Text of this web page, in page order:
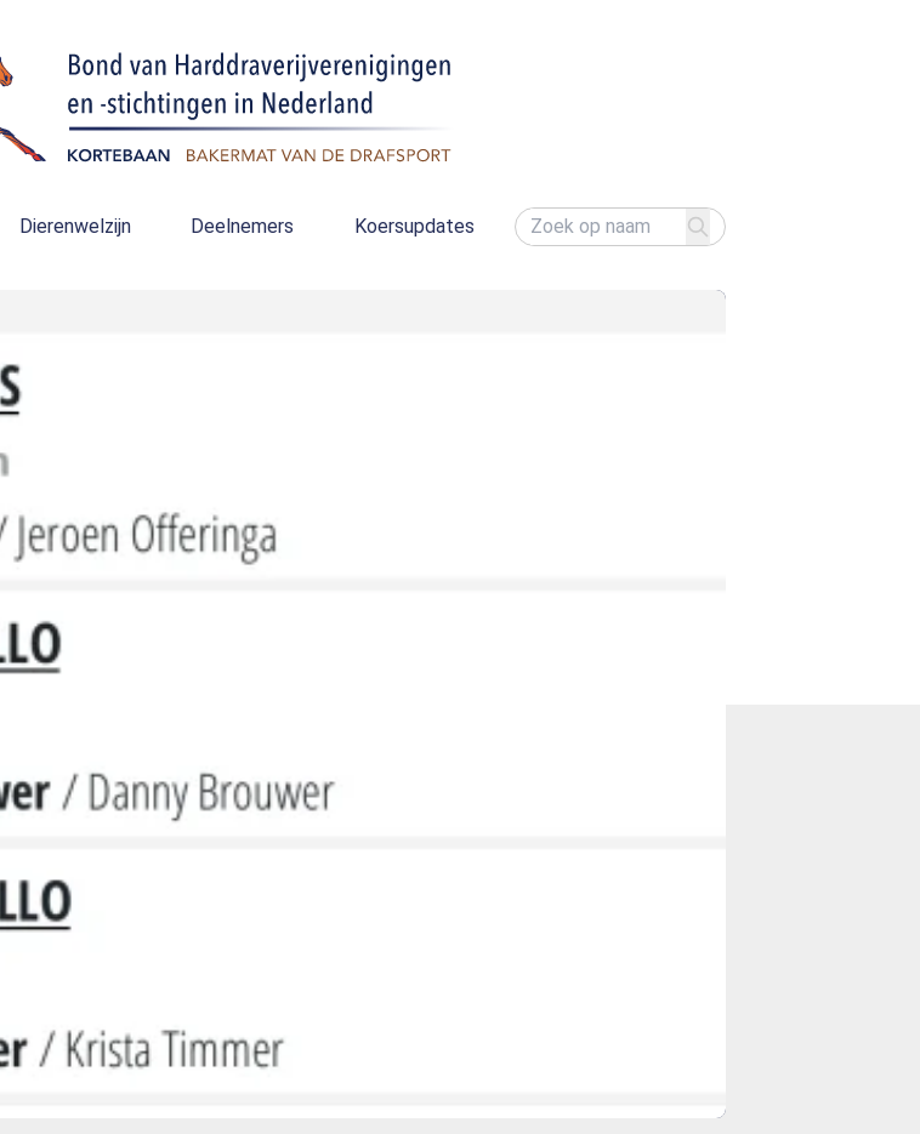
Dierenwelzijn Deelnemers Koersupdates